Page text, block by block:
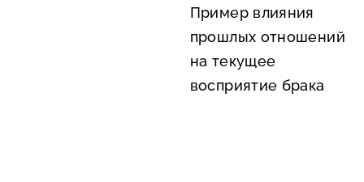
Пример влияния
прошлых отношений
на текущее
восприятие брака